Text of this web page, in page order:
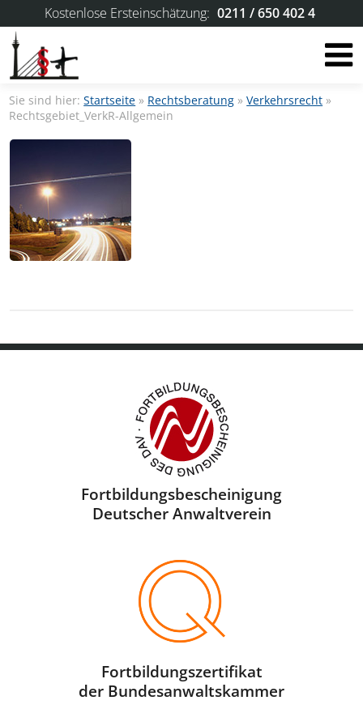
Kostenlose Ersteinschätzung: 0211 / 650 402 4
Sie sind hier:Startseite » Rechtsberatung »Verkehrsrecht »
Rechtsgebiet_VerkR-Allgemein
Fortbildungsbescheini­gung
Deutscher Anwaltverein
Fortbildungszertifikat
der Bundesanwaltskammer